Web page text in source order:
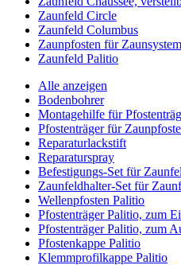
Zaunfeld Circle
Zaunfeld Columbus
Zaunpfosten für
Zaunfeld Palitio
Alle anzeigen
Bodenbohrer
Montagehilfe für
Pfostenträger für
Reparaturlackstift
Reparaturspray
Befestigungs-Set für
Zaunfeldhalter-Set für
Wellenpfosten Palitio
Pfostenträger Palitio, zum
Pfostenträger Palitio, zum
Pfostenkappe Palitio
Klemmprofilkappe Palitio